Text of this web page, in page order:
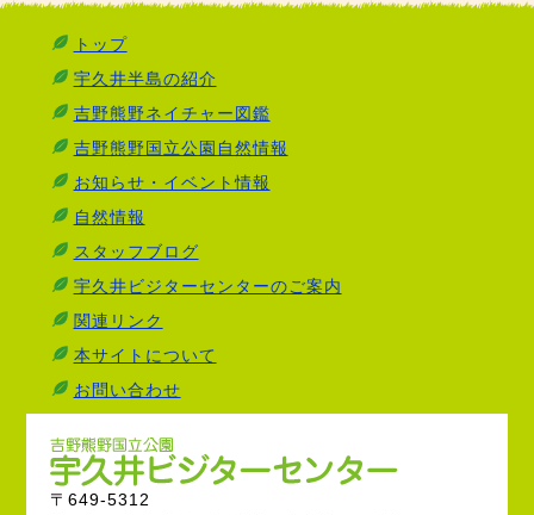
トップ
宇久井半島の紹介
吉野熊野ネイチャー図鑑
吉野熊野国立公園自然情報
お知らせ・イベント情報
自然情報
スタッフブログ
宇久井ビジターセンターのご案内
関連リンク
本サイトについて
お問い合わせ
〒649-5312